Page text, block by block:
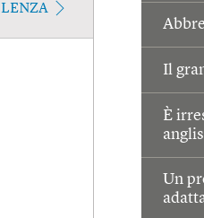
Il
È
Un
LENZA